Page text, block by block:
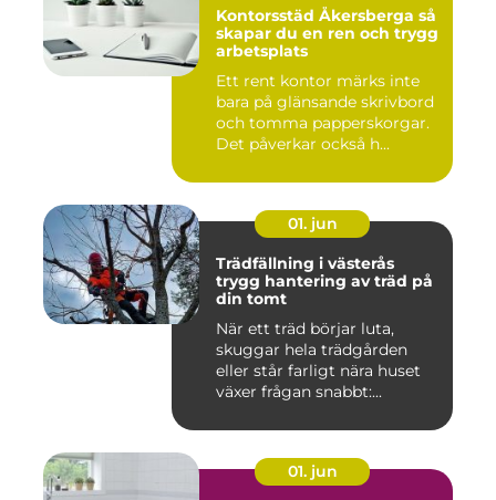
Kontorsstäd Åkersberga så
skapar du en ren och trygg
arbetsplats
Ett rent kontor märks inte
bara på glänsande skrivbord
och tomma papperskorgar.
Det påverkar också h...
01. jun
Trädfällning i västerås
trygg hantering av träd på
din tomt
När ett träd börjar luta,
skuggar hela trädgården
eller står farligt nära huset
växer frågan snabbt:...
01. jun